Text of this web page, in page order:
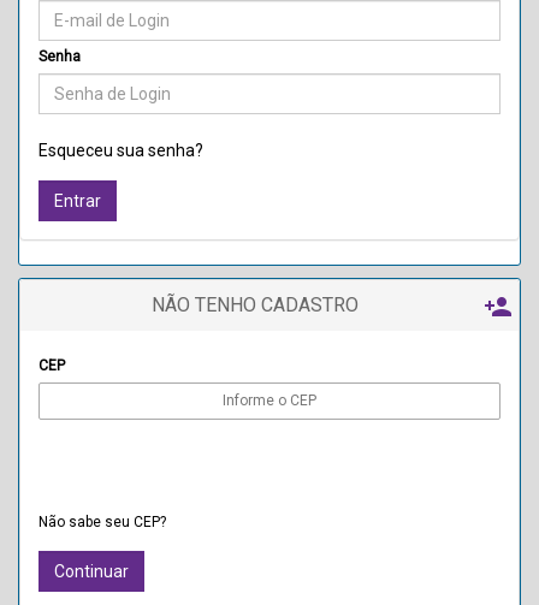
Senha
Esqueceu sua senha?
NÃO TENHO CADASTRO 
CEP
Não sabe seu CEP?